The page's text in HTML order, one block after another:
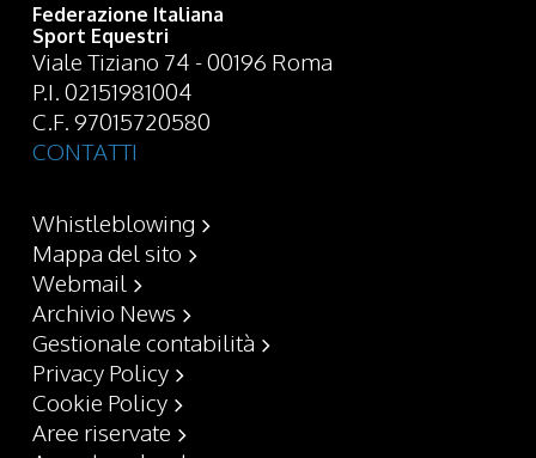
Federazione Italiana
Sport Equestri
Viale Tiziano 74 - 00196 Roma
P.I. 02151981004
C.F. 97015720580
CONTATTI
Whistleblowing
Mappa del sito
Webmail
Archivio News
Gestionale contabilità
Privacy Policy
Cookie Policy
Aree riservate